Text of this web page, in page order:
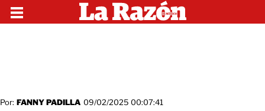
Por: FANNY PADILLA 09/02/2025 00:07:41